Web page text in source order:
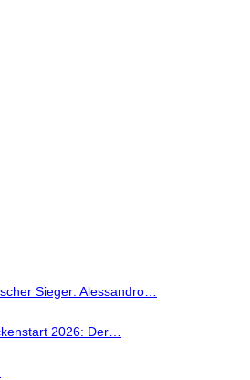
Sieger: Alessandro…
2026: Der…